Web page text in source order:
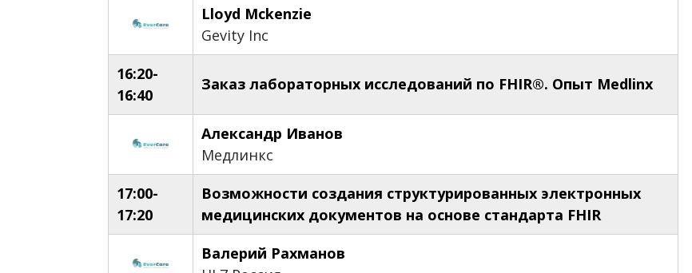
Lloyd Mckenzie
Gevity Inc
16:20-
16:40
Заказ лабораторных исследований по FHIR®. Опыт Medlinx
Александр Иванов
Медлинкс
17:00-
17:20
Возможности создания структурированных электронных
медицинских документов на основе стандарта FHIR
Валерий Рахманов